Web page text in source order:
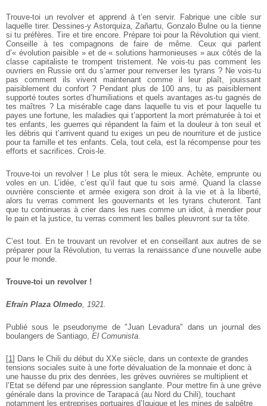
Trouve-toi un revolver et apprend à t’en servir. Fabrique une cible sur
laquelle tirer. Dessines-y Astorquiza, Zañartu, Gonzalo Bulne ou la tienne
si tu préfères. Tire et tire encore. Prépare toi pour la Révolution qui vient.
Conseille à tes compagnons de faire de même. Ceux qui parlent
d’« évolution paisible » et de « solutions harmonieuses » aux côtés de la
classe capitaliste te trompent tristement. Ne vois-tu pas comment les
ouvriers en Russie ont du s’armer pour renverser les tyrans ? Ne vois-tu
pas comment ils vivent maintenant comme il leur plaît, jouissant
paisiblement du confort ? Pendant plus de 100 ans, tu as paisiblement
supporté toutes sortes d’humiliations et quels avantages as-tu gagnés de
tes maîtres ? La misérable cage dans laquelle tu vis et pour laquelle tu
payes une fortune, les maladies qui t’apportent la mort prématurée à toi et
tes enfants, les guerres qui répandent la faim et la douleur à ton seuil et
les débris qui t’arrivent quand tu exiges un peu de nourriture et de justice
pour ta famille et tes enfants. Cela, tout cela, est la récompense pour tes
efforts et sacrifices. Crois-le.
Trouve-toi un revolver ! Le plus tôt sera le mieux. Achète, emprunte ou
voles en un. L’idée, c’est qu’il faut que tu sois armé. Quand la classe
ouvrière consciente et armée exigera son droit à la vie et à la liberté,
alors tu verras comment les gouvernants et les tyrans chuteront. Tant
que tu continueras à crier dans les rues comme un idiot, à mendier pour
le pain et la justice, tu verras comment les balles pleuvront sur ta tête.
C’est tout. En te trouvant un revolver et en conseillant aux autres de se
préparer pour la Révolution, tu verras la renaissance d’une nouvelle aube
pour le monde.
Trouve-toi un revolver !
Efraín Plaza Olmedo , 1921.
Publié sous le pseudonyme de "Juan Levadura" dans un journal des
boulangers de Santiago, El Comunista
[1] Dans le Chili du début du XXe siècle, dans un contexte de grandes
tensions sociales suite à une forte dévaluation de la monnaie et donc à
une hausse du prix des denrées, les grèves ouvrières se multiplient et
l’Etat se défend par une répression sanglante. Pour mettre fin à une grève
générale dans la province de Tarapacá (au Nord du Chili), touchant
notamment les entreprises portuaires d’Iquique et les mines de salpêtre